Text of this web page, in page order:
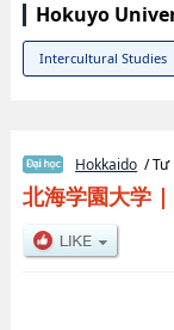
Hokuyo
Intercultural Studies
Hokkaido / Tư
北海学園大学|